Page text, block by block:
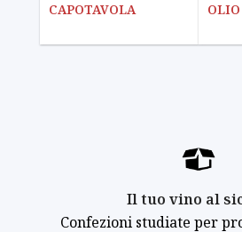
CAPOTAVOLA
Il tuo vino al
Confezioni studiate per